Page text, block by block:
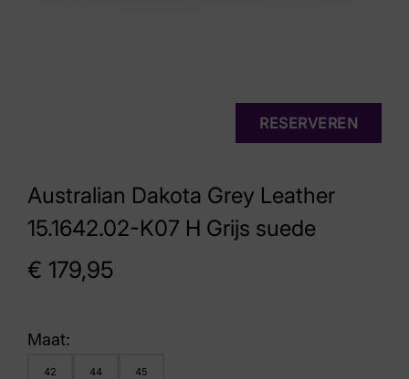
Australian Dakota Grey Leather
15.1642.02-K07 H Grijs suede
€ 179,95
RESERVEREN
Maat:
42 44 45